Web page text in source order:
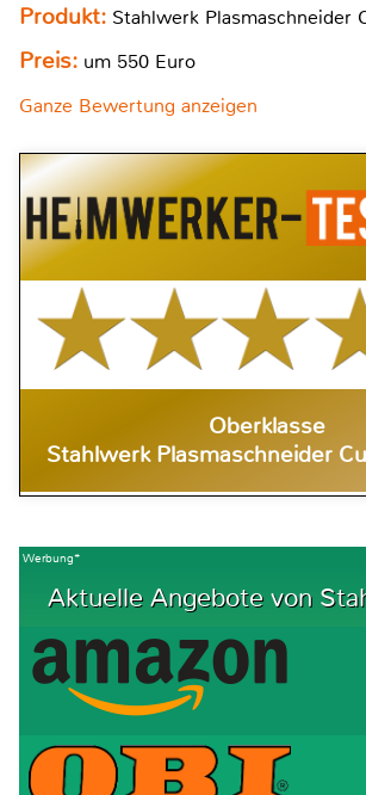
Produkt: Stahlwerk Plasmaschneider
Preis: um 550 Euro
Ganze Bewertung anzeigen
Oberklasse
Stahlwerk Plasmaschneider
Werbung*
Aktuelle Angebote von